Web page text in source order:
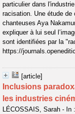
particulier dans
racisation. Une étude de
chanteuses Aya
expliquer à lui seul
sont identifiées par la
https://
[article]
Inclusions
les industries
LÉCOSSAIS, Sarah - In